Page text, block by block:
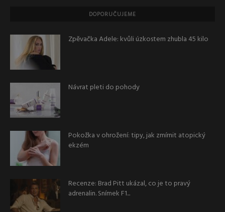
DOPORUČUJEME
Zpěvačka Adele: kvůli úzkostem zhubla 45 kilo
Návrat pleti do pohody
Pokožka v ohrožení: tipy, jak zmírnit atopický
ekzém
Recenze: Brad Pitt ukázal, co je to pravý
adrenalin. Snímek F1...